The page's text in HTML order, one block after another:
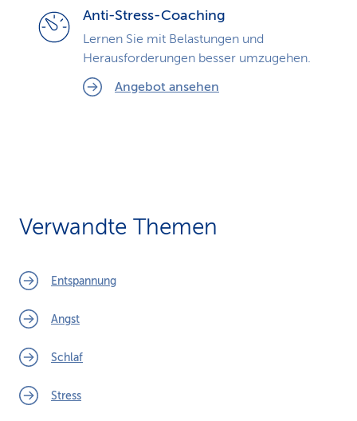
Anti-Stress-Coaching
Lernen Sie mit Belastungen und
Herausforderungen besser umzugehen.
Angebot ansehen
Verwandte Themen
Entspannung
Angst
Schlaf
Stress